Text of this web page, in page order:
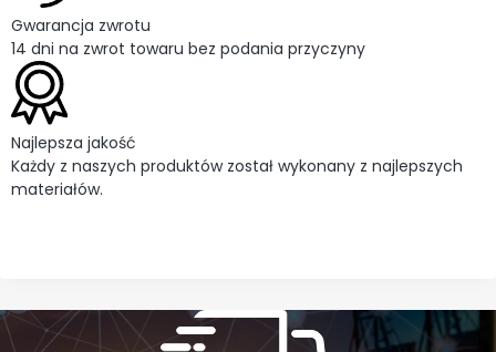
Gwarancja zwrotu
14 dni na zwrot towaru bez podania przyczyny
Najlepsza jakość
Każdy z naszych produktów został wykonany z najlepszych
materiałów.